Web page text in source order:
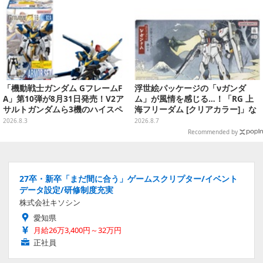
「機動戦士ガンダム GフレームF
A」第10弾が8月31日発売！V2ア
サルトガンダムら3機のハイスペ
ック可動フィギュア
2026.8.3
浮世絵パッケージの「νガンダ
ム」が風情を感じる…！「RG 上
海フリーダム [クリアカラー]」な
どガンプラ2商品が8月順次発売
2026.8.7
Recommended by
27卒・新卒「まだ間に合う」ゲームスクリプター/イベント
データ設定/研修制度充実
株式会社キソシン
愛知県
月給26万3,400円～32万円
正社員